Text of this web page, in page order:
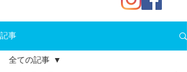
記事
全ての記事